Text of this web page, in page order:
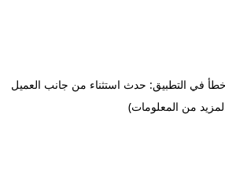
خطأ في التطبيق: حدث استثناء من جانب العميل
لمزيد من المعلومات)